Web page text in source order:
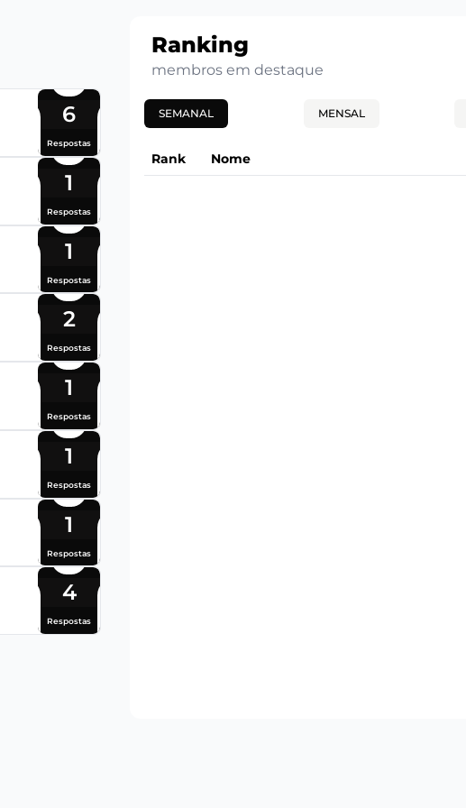
6
Respostas
1
Respostas
1
Respostas
2
Respostas
1
Respostas
1
Respostas
1
Respostas
4
Respostas
Ranking
membros em destaque
SEMANAL MENSAL
Rank Nome